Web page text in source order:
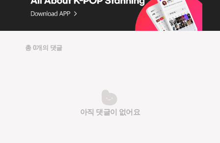
총 0개의 댓글
아직 댓글이 없어요